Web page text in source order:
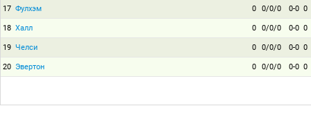
17 Фулхэм 0 0/0/0 0-0 0
18 Халл 0 0/0/0 0-0 0
19 Челси 0 0/0/0 0-0 0
20 Эвертон 0 0/0/0 0-0 0